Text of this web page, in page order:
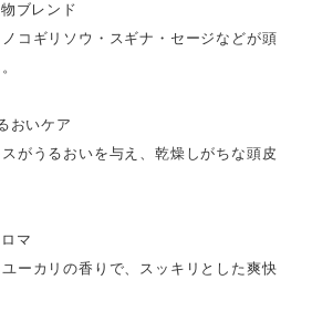
ブレンド
コギリソウ・スギナ・セージなどが頭
おいケア
がうるおいを与え、乾燥しがちな頭皮
マ
ーカリの香りで、スッキリとした爽快